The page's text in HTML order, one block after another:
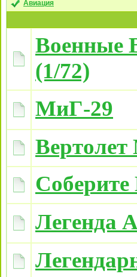
Авиация
Военные
(1/72)
МиГ-29
Легенда